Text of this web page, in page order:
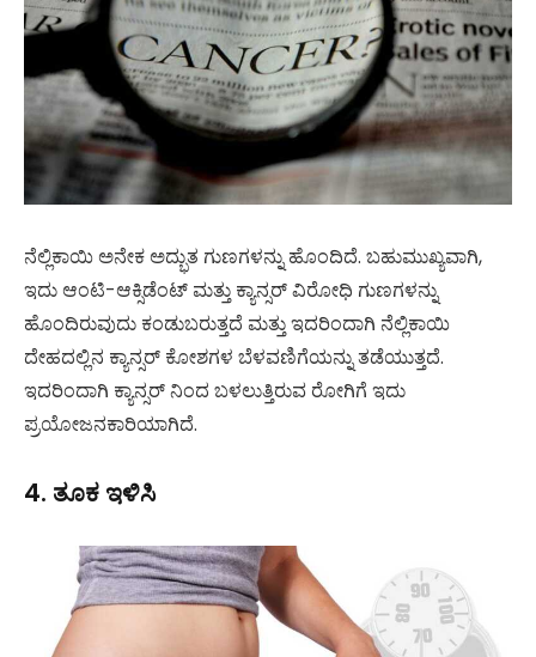
ನೆಲ್ಲಿಕಾಯಿ ಅನೇಕ ಅದ್ಭುತ ಗುಣಗಳನ್ನು ಹೊಂದಿದೆ. ಬಹುಮುಖ್ಯವಾಗಿ,
ಇದು ಆಂಟಿ-ಆಕ್ಸಿಡೆಂಟ್ ಮತ್ತು ಕ್ಯಾನ್ಸರ್ ವಿರೋಧಿ ಗುಣಗಳನ್ನು
ಹೊಂದಿರುವುದು ಕಂಡುಬರುತ್ತದೆ ಮತ್ತು ಇದರಿಂದಾಗಿ ನೆಲ್ಲಿಕಾಯಿ
ದೇಹದಲ್ಲಿನ ಕ್ಯಾನ್ಸರ್ ಕೋಶಗಳ ಬೆಳವಣಿಗೆಯನ್ನು ತಡೆಯುತ್ತದೆ.
ಇದರಿಂದಾಗಿ ಕ್ಯಾನ್ಸರ್ ನಿಂದ ಬಳಲುತ್ತಿರುವ ರೋಗಿಗೆ ಇದು
ಪ್ರಯೋಜನಕಾರಿಯಾಗಿದೆ.
4. ತೂಕ ಇಳಿಸಿ